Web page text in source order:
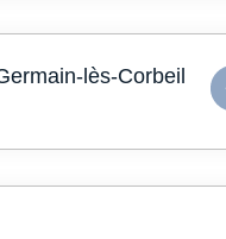
lès-Corbeil